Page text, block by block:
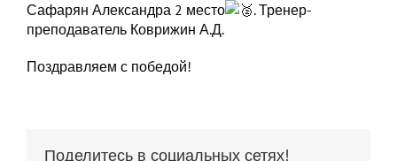
Сафарян Александра 2 место
. Тренер-
преподаватель Коврижин А.Д.
Поздравляем с победой!
Поделитесь в социальных сетях!